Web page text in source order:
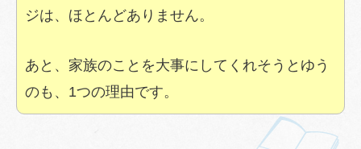
ジは、ほとんどありません。
あと、家族のことを大事にしてくれそうとゆう
のも、1つの理由です。